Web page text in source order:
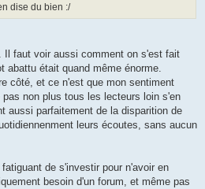
dise du bien :/
Il faut voir aussi comment on s'est fait
abattu était quand même énorme.
côté, et ce n'est que mon sentiment
non plus tous les lecteurs loin s'en
aussi parfaitement de la disparition de
leurs écoutes, sans aucun
de s'investir pour n'avoir en
besoin d'un forum, et même pas